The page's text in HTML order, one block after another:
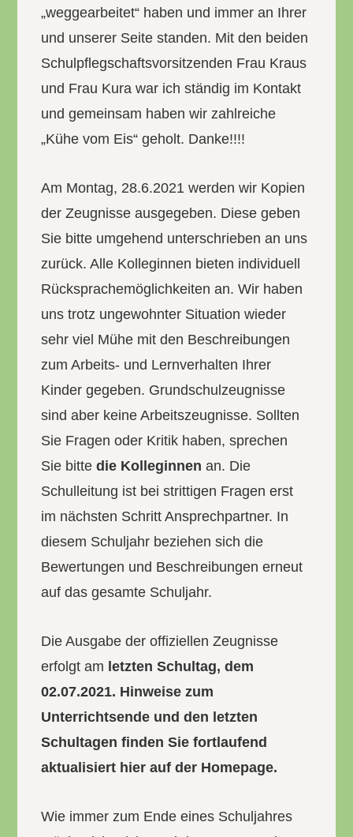
„weggearbeitet“ haben und immer an Ihrer
und unserer Seite standen. Mit den beiden
Schulpflegschaftsvorsitzenden Frau Kraus
und Frau Kura war ich ständig im Kontakt
und gemeinsam haben wir zahlreiche
„Kühe vom Eis“ geholt. Danke!!!!
Am Montag, 28.6.2021 werden wir Kopien
der Zeugnisse ausgegeben. Diese geben
Sie bitte umgehend unterschrieben an uns
zurück. Alle Kolleginnen bieten individuell
Rücksprachemöglichkeiten an. Wir haben
uns trotz ungewohnter Situation wieder
sehr viel Mühe mit den Beschreibungen
zum Arbeits- und Lernverhalten Ihrer
Kinder gegeben. Grundschulzeugnisse
sind aber keine Arbeitszeugnisse. Sollten
Sie Fragen oder Kritik haben, sprechen
Sie bittedie Kolleginnen an. Die
Schulleitung ist bei strittigen Fragen erst
im nächsten Schritt Ansprechpartner. In
diesem Schuljahr beziehen sich die
Bewertungen und Beschreibungen erneut
auf das gesamte Schuljahr.
Die Ausgabe der offiziellen Zeugnisse
erfolgt am letzten Schultag, dem
02.07.2021. Hinweise zum
Unterrichtsende und den letzten
Schultagen finden Sie fortlaufend
aktualisiert hier auf der Homepage.
Wie immer zum Ende eines Schuljahres